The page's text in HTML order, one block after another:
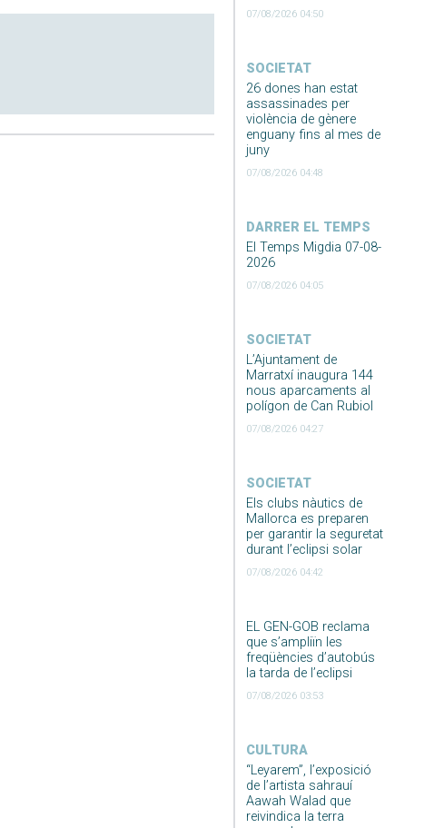
07/08/2026 04:50
SOCIETAT
26 dones han estat
assassinades per
violència de gènere
enguany fins al mes de
juny
07/08/2026 04:48
DARRER EL TEMPS
El Temps Migdia 07-08-
2026
07/08/2026 04:05
SOCIETAT
L’Ajuntament de
Marratxí inaugura 144
nous aparcaments al
polígon de Can Rubiol
07/08/2026 04:27
SOCIETAT
Els clubs nàutics de
Mallorca es preparen
per garantir la seguretat
durant l’eclipsi solar
07/08/2026 04:42
EL GEN-GOB reclama
que s’ampliïn les
freqüències d’autobús
la tarda de l’eclipsi
07/08/2026 03:53
CULTURA
“Leyarem”, l’exposició
de l’artista sahrauí
Aawah Walad que
reivindica la terra